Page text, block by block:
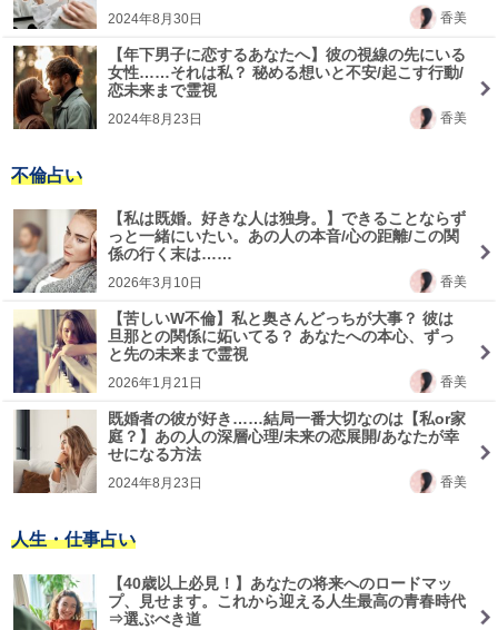
香美
2024年8月30日
【年下男子に恋するあなたへ】彼の視線の先にいる
女性……それは私？ 秘める想いと不安/起こす行動/
恋未来まで霊視
香美
2024年8月23日
不倫占い
【私は既婚。好きな人は独身。】できることならず
っと一緒にいたい。あの人の本音/心の距離/この関
係の行く末は……
香美
2026年3月10日
【苦しいW不倫】私と奥さんどっちが大事？ 彼は
旦那との関係に妬いてる？ あなたへの本心、ずっ
と先の未来まで霊視
香美
2026年1月21日
既婚者の彼が好き……結局一番大切なのは【私or家
庭？】あの人の深層心理/未来の恋展開/あなたが幸
せになる方法
香美
2024年8月23日
人生・仕事占い
【40歳以上必見！】あなたの将来へのロードマッ
プ、見せます。これから迎える人生最高の青春時代
⇒選ぶべき道